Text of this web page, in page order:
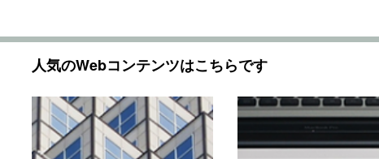
人気のWebコンテンツはこちらです